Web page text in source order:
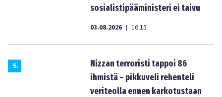
sosialistipääministeri ei taivu
03.08.2026 | 16:15
5.
Nizzan terroristi tappoi 86
ihmistä – pikkuveli rehenteli
veriteolla ennen karkotustaan